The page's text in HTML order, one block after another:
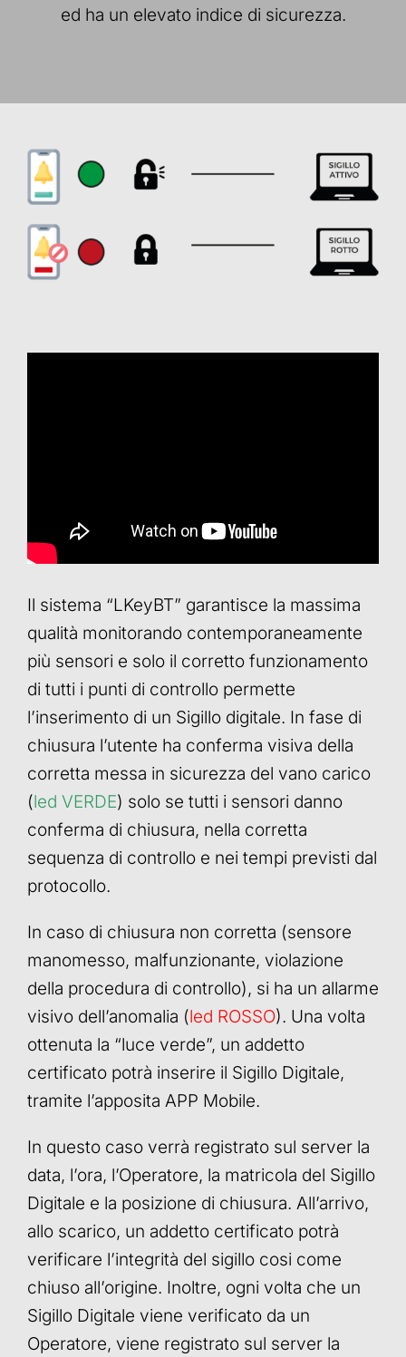
ed ha un elevato indice di sicurezza.
Il sistema “LKeyBT” garantisce la massima
qualità monitorando contemporaneamente
più sensori e solo il corretto funzionamento
di tutti i punti di controllo permette
l’inserimento di un Sigillo digitale. In fase di
chiusura l’utente ha conferma visiva della
corretta messa in sicurezza del vano carico
(led VERDE) solo se tutti i sensori danno
conferma di chiusura, nella corretta
sequenza di controllo e nei tempi previsti dal
protocollo.
In caso di chiusura non corretta (sensore
manomesso, malfunzionante, violazione
della procedura di controllo), si ha un allarme
visivo dell’anomalia (led ROSSO). Una volta
ottenuta la “luce verde”, un addetto
certificato potrà inserire il Sigillo Digitale,
tramite l’apposita APP Mobile.
In questo caso verrà registrato sul server la
data, l’ora, l’Operatore, la matricola del Sigillo
Digitale e la posizione di chiusura. All’arrivo,
allo scarico, un addetto certificato potrà
verificare l’integrità del sigillo cosi come
chiuso all’origine. Inoltre, ogni volta che un
Sigillo Digitale viene verificato da un
Operatore, viene registrato sul server la